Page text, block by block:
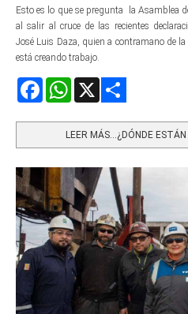
Esto es lo que se pregunta la Asamblea
al salir al cruce de las recientes
José Luis Daza, quien a contramano de
está creando trabajo.
FacebookWhatsApp
LEER MÁS…¿DÓNDE